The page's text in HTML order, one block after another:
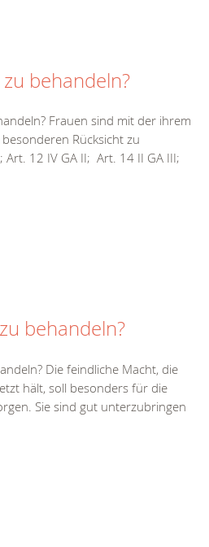
behandeln?
Frauen sind mit der ihrem
Rücksicht zu
Art. 12 IV GA II; Art. 14 II GA III;
behandeln?
Die feindliche Macht, die
hält, soll besonders für die
Sie sind gut unterzubringen